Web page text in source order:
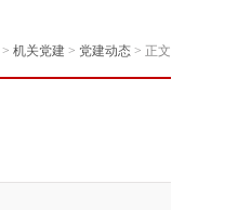
> 机关党建 > 党建动态 > 正文